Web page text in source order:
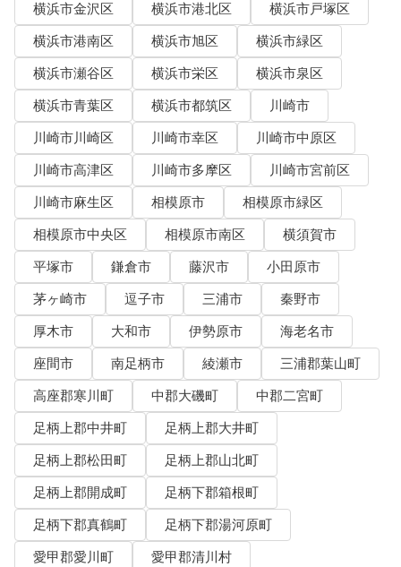
横浜市金沢区
横浜市港北区
横浜市戸塚区
横浜市港南区
横浜市旭区
横浜市緑区
横浜市瀬谷区
横浜市栄区
横浜市泉区
横浜市青葉区
横浜市都筑区
川崎市
川崎市川崎区
川崎市幸区
川崎市中原区
川崎市高津区
川崎市多摩区
川崎市宮前区
川崎市麻生区
相模原市
相模原市緑区
相模原市中央区
相模原市南区
横須賀市
平塚市
鎌倉市 藤沢市
小田原市
茅ヶ崎市
逗子市 三浦市
秦野市
厚木市
大和市 伊勢原市
海老名市
座間市
南足柄市 綾瀬市
三浦郡葉山町
高座郡寒川町
中郡大磯町
中郡二宮町
足柄上郡中井町
足柄上郡大井町
足柄上郡松田町
足柄上郡山北町
足柄上郡開成町
足柄下郡箱根町
足柄下郡真鶴町
足柄下郡湯河原町
愛甲郡愛川町
愛甲郡清川村